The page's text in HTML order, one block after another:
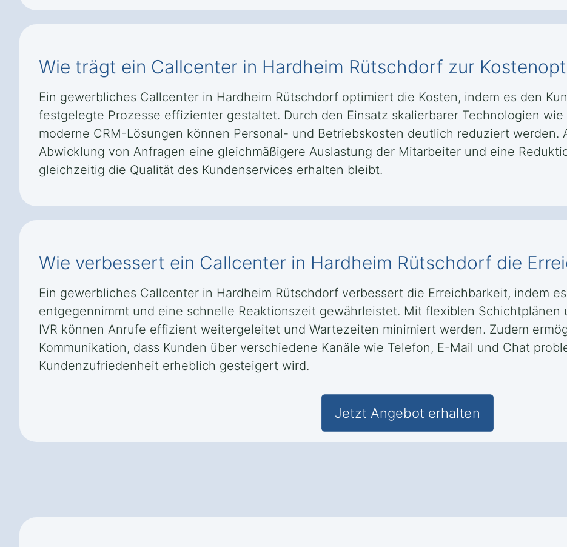
Wie trägt ein Callcenter in Hardheim Rütschdorf zur
Ein gewerbliches Callcenter in Hardheim Rütschdorf optimiert die Kosten, indem es den
festgelegte Prozesse effizienter gestaltet. Durch den Einsatz skalierbarer Technologien
moderne CRM-Lösungen können Personal- und Betriebskosten deutlich reduziert werden.
Abwicklung von Anfragen eine gleichmäßigere Auslastung der Mitarbeiter und eine
gleichzeitig die Qualität des Kundenservices erhalten bleibt.
Wie verbessert ein Callcenter in Hardheim Rütschdorf die
Ein gewerbliches Callcenter in Hardheim Rütschdorf verbessert die Erreichbarkeit, indem
entgegennimmt und eine schnelle Reaktionszeit gewährleistet. Mit flexiblen Schichtplänen
IVR können Anrufe effizient weitergeleitet und Wartezeiten minimiert werden. Zudem
Kommunikation, dass Kunden über verschiedene Kanäle wie Telefon, E-Mail und Chat
Kundenzufriedenheit erheblich gesteigert wird.
Jetzt Angebot erhalten